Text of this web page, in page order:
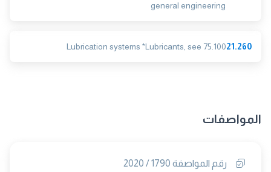
general engineering
21.260
Lubrication systems *Lubricants, see 75.100
المواصفات
رقم المواصفة 1790 / 2020